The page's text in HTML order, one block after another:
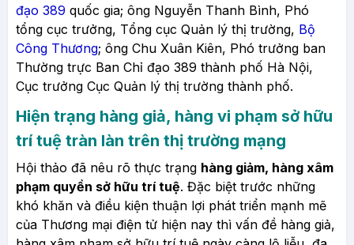
đạo 389 quốc gia; ông Nguyễn Thanh Bình, Phó
tổng cục trưởng, Tổng cục Quản lý thị trường, Bộ
Công Thương; ông Chu Xuân Kiên, Phó trưởng ban
Thường trực Ban Chỉ đạo 389 thành phố Hà Nội,
Cục trưởng Cục Quản lý thị trường thành phố.
Hiện trạng hàng giả, hàng vi phạm sở hữu
trí tuệ tràn làn trên thị trường mạng
Hội thảo đã nêu rõ thực trạng hàng giảm, hàng xâm
phạm quyền sở hữu trí tuệ. Đặc biệt trước những
khó khăn và điều kiện thuận lợi phát triển mạnh mẽ
của Thương mại điện tử hiện nay thì vấn đề hàng giả,